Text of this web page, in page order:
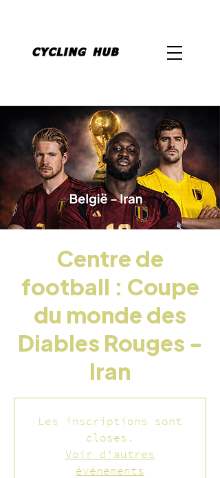
Centre de
football : Coupe
du monde des
Diables Rouges -
Iran
Les inscriptions sont
closes.
Voir d'autres
événements